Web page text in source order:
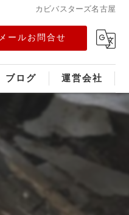
カビバスターズ名古屋
メールお問合せ
ブログ 運営会社
フランチャイズ募集
メディア情報